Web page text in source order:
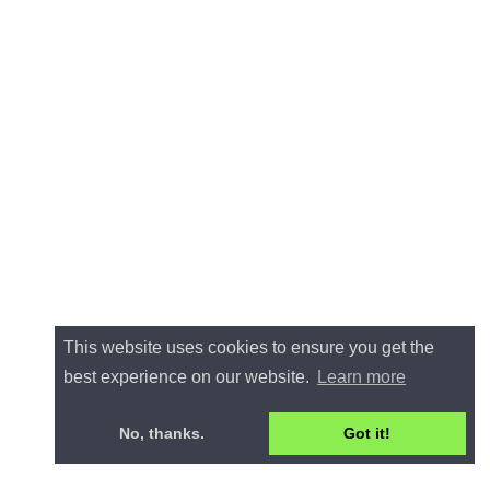
This website uses cookies to ensure you get the
best experience on our website.
Learn more
No, thanks. Got it!